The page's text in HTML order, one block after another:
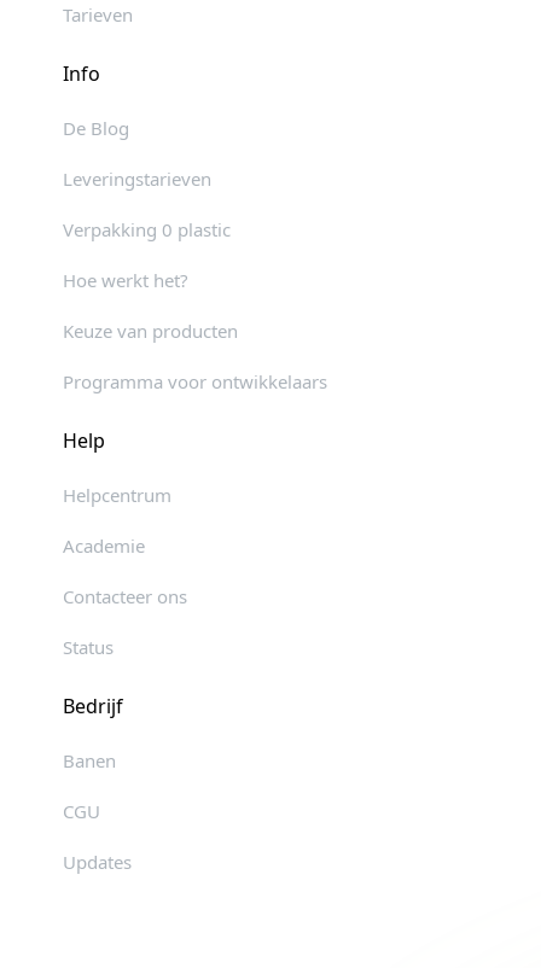
Tarieven
Info
De Blog
Leveringstarieven
Verpakking 0 plastic
Hoe werkt het?
Keuze van producten
Programma voor ontwikkelaars
Help
Helpcentrum
Academie
Contacteer ons
Status
Bedrijf
Banen
CGU
Updates